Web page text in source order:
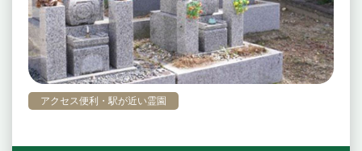
アクセス便利・駅が近い霊園